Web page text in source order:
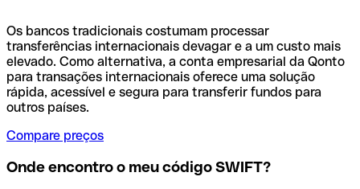
Os bancos tradicionais costumam processar
transferências internacionais devagar e a um custo mais
elevado. Como alternativa, a conta empresarial da Qonto
para transações internacionais oferece uma solução
rápida, acessível e segura para transferir fundos para
outros países.
Compare preços
Onde encontro o meu código SWIFT?